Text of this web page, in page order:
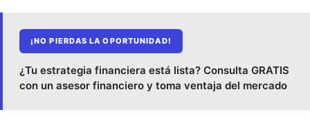
¡NO PIERDAS LA OPORTUNIDAD!
¿Tu estrategia financiera está lista? Consulta GRATIS
con un asesor financiero y toma ventaja del mercado